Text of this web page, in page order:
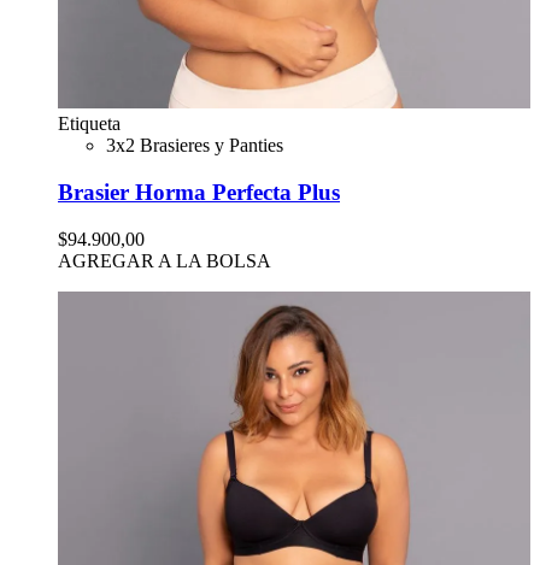
Etiqueta
3x2 Brasieres y Panties
Brasier Horma Perfecta Plus
$94.900,00
AGREGAR A LA BOLSA